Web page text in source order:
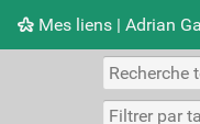
Mes liens | Adrian
Nuage de tags